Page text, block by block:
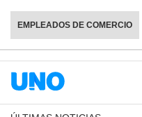
EMPLEADOS DE COMERCIO